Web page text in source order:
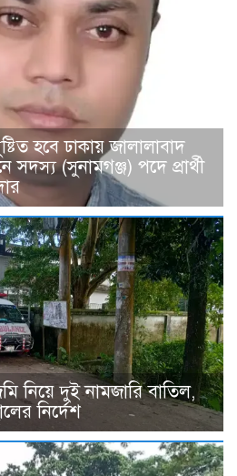
হ‌বে ঢাকায় জালালাবাদ
সদস্য (সুনামগঞ্জ) পদে প্রার্থী
নিয়ে দুই নামজারি বাতিল,
নির্দেশ